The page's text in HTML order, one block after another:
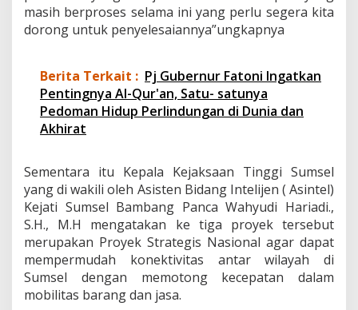
n
T
T
a
n
m
a
t
r
a
B
masih berproses selama ini yang perlu segera kita
dorong untuk penyelesaiannya”ungkapnya
Berita Terkait : Pj Gubernur Fatoni Ingatkan
Pentingnya Al-Qur'an, Satu- satunya
Pedoman Hidup Perlindungan di Dunia dan
Akhirat
Sementara itu Kepala Kejaksaan Tinggi Sumsel
yang di wakili oleh Asisten Bidang Intelijen ( Asintel)
Kejati Sumsel Bambang Panca Wahyudi Hariadi.,
S.H., M.H mengatakan ke tiga proyek tersebut
merupakan Proyek Strategis Nasional agar dapat
mempermudah konektivitas antar wilayah di
Sumsel dengan memotong kecepatan dalam
mobilitas barang dan jasa.